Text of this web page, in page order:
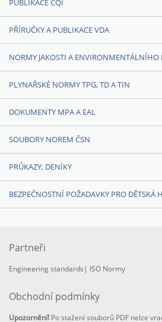
PUBLIKACE CQI
PŘÍRUČKY A PUBLIKACE VDA
NORMY JAKOSTI A
PLYNAŘSKÉ NORMY TPG, TD A TIN
DOKUMENTY MPA A EAL
SOUBORY NOREM ČSN
PRŮKAZY, DENÍKY
BEZPEČNOSTNÍ POŽADAVKY PRO DĚTSKÁ
Partneři
Engineering standards | ISO Normy
Obchodní podmínky
Upozornění! Po stažení souborů PDF nelze